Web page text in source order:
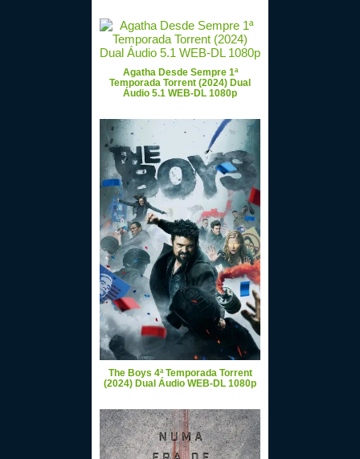
Agatha Desde Sempre 1ª
Temporada Torrent (2024) Dual
Áudio 5.1 WEB-DL 1080p
The Boys 4ª Temporada Torrent
(2024) Dual Áudio WEB-DL 1080p